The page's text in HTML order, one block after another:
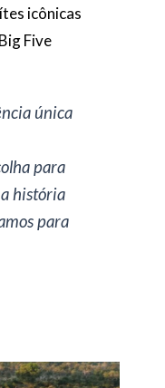
icônicas
Five
única
para
história
para